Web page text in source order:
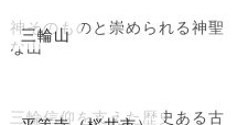
三輪山
神そのものと崇められる神聖
な山
三輪信仰を支えた歴史ある古